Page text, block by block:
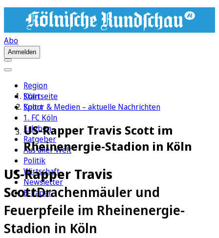
Abo
Anmelden
Region
Köln
Sport
1. FC Köln
Erleben
Ratgeber
Aus aller Welt
Politik
Wirtschaft
Newsletter
E-Paper
Startseite
Kultur & Medien – aktuelle Nachrichten
US-Rapper Travis Scott im
Rheinenergie-Stadion in Köln
US-Rapper Travis
ScottDrachenmäuler und
Feuerpfeile im Rheinenergie-
Stadion in Köln